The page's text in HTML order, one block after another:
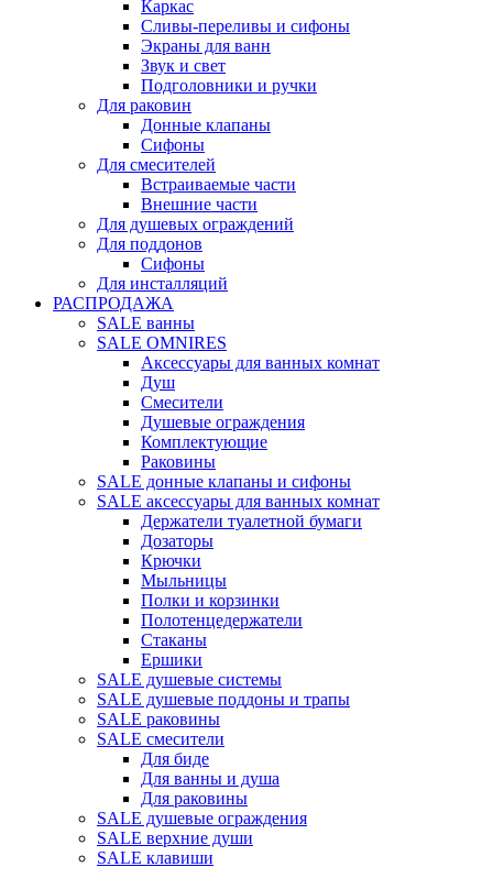
Каркас
Сливы-переливы и сифоны
Экраны для ванн
Звук и свет
Подголовники и ручки
Для раковин
Донные клапаны
Сифоны
Для смесителей
Встраиваемые части
Внешние части
Для душевых ограждений
Для поддонов
Сифоны
Для инсталляций
РАСПРОДАЖА
SALE ванны
SALE OMNIRES
Аксессуары для ванных комнат
Душ
Смесители
Душевые ограждения
Комплектующие
Раковины
SALE донные клапаны и сифоны
SALE аксессуары для ванных комнат
Держатели туалетной бумаги
Дозаторы
Крючки
Мыльницы
Полки и корзинки
Полотенцедержатели
Стаканы
Ершики
SALE душевые системы
SALE душевые поддоны и трапы
SALE раковины
SALE смесители
Для биде
Для ванны и душа
Для раковины
SALE душевые ограждения
SALE верхние души
SALE клавиши